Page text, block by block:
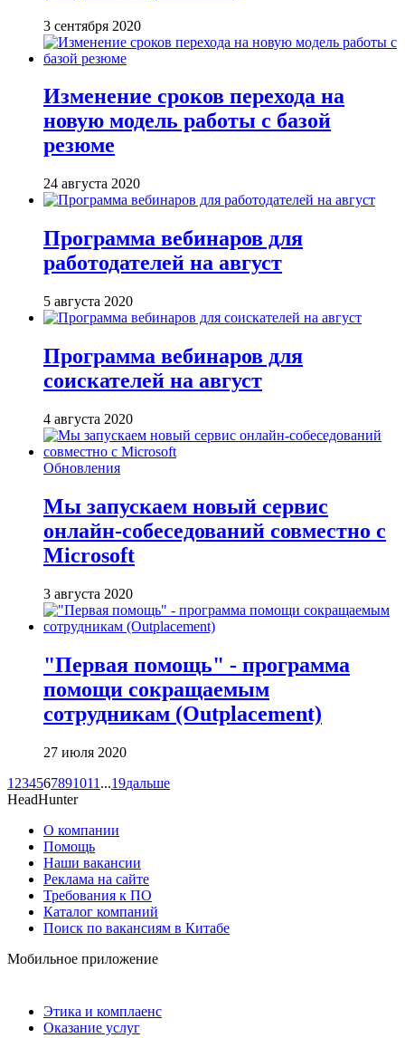
3 сентября 2020
Изменение сроков перехода на
новую модель работы с базой
резюме
24 августа 2020
Программа вебинаров для
работодателей на август
5 августа 2020
Программа вебинаров для
соискателей на август
4 августа 2020
Обновления
Мы запускаем новый сервис
онлайн-собеседований совместно с
Microsoft
3 августа 2020
"Первая помощь" - программа
помощи сокращаемым
сотрудникам (Outplacement)
27 июля 2020
1 234567891011 ...19дальше
HeadHunter
О компании
Помощь
Наши вакансии
Реклама на сайте
Требования к ПО
Каталог компаний
Поиск по вакансиям в Китабе
Мобильное приложение
Этика и комплаенс
Оказание услуг